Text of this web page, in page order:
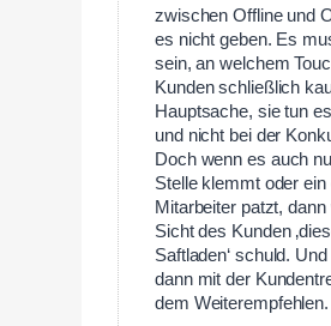
zwischen Offline und
es nicht geben. Es
sein, an welchem
Kunden schließlich
Hauptsache, sie tun
und nicht bei der
Doch wenn es auch
Stelle klemmt oder ein
Mitarbeiter patzt, dann
Sicht des Kunden
Saftladen‘ schuld.
dann mit der
dem Weiterempfehlen.